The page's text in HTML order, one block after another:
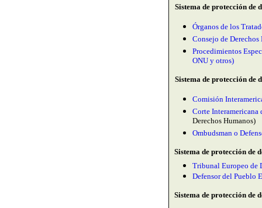
Sistema de protección de
Órganos de los
Consejo de
Procedimientos
ONU y otros)
Sistema de protección de
Comisión
Corte Interamericana
Derechos Humanos)
Ombudsman o
Sistema de protección de
Tribunal Europeo de
Defensor del Pueblo
Sistema de protección de